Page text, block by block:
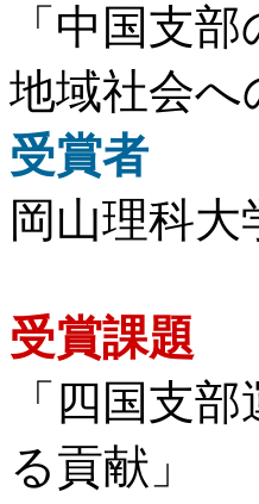
「中国支
地域社会へ
受賞者
岡山理科
受賞課題
「四国支
る貢献」